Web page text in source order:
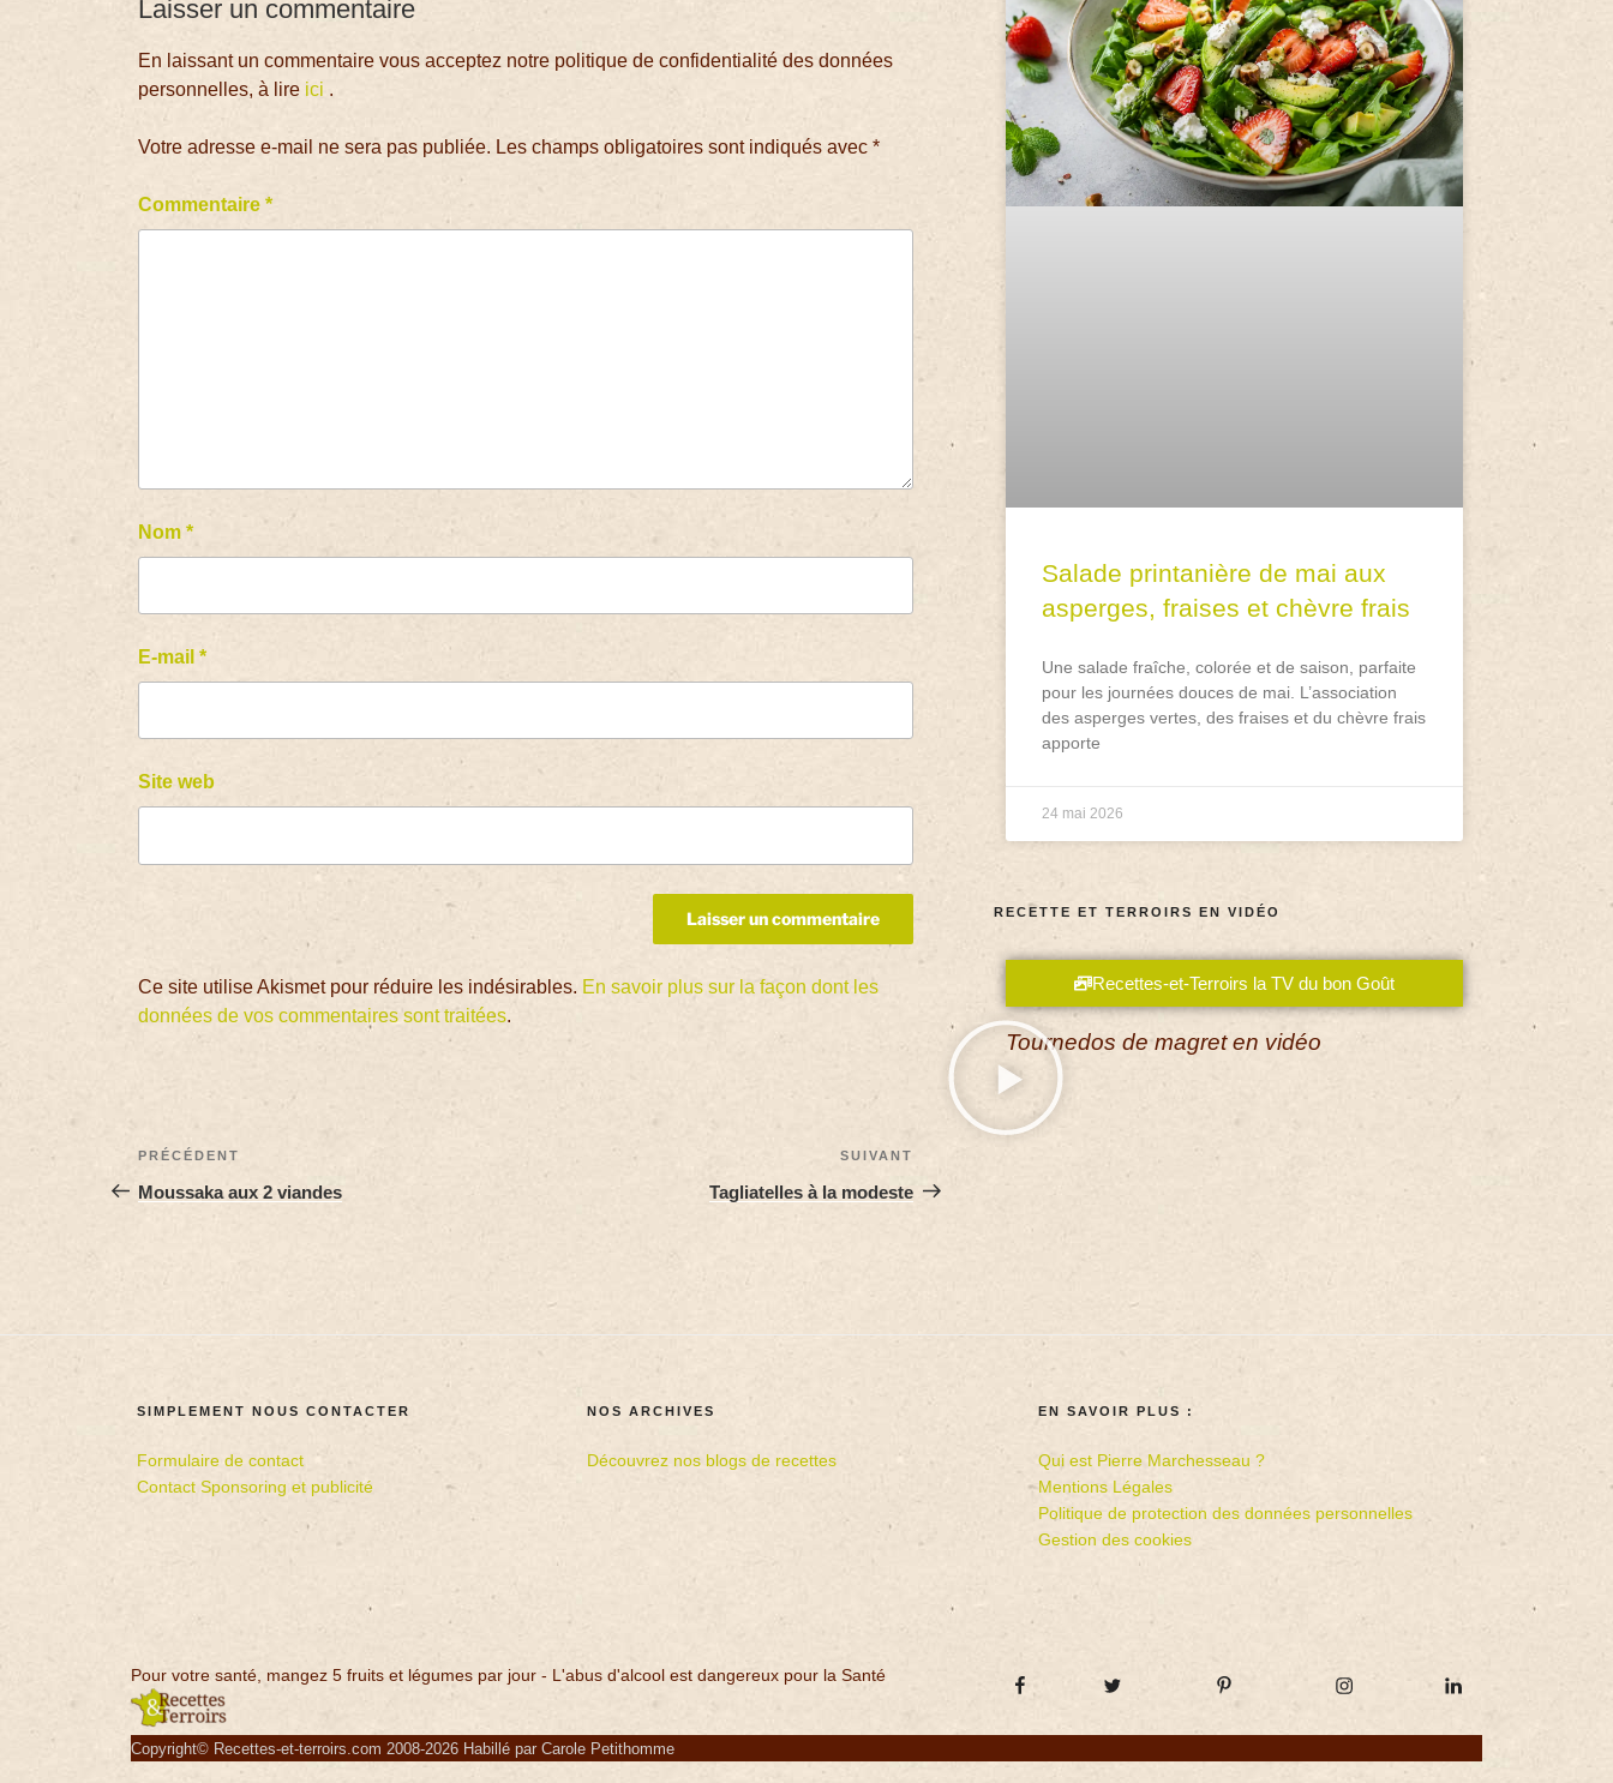
Laisser un commentaire
En laissant un commentaire vous acceptez notre politique de confidentialité des données
personnelles, à lire ici .
Votre adresse e-mail ne sera pas publiée. Les champs obligatoires sont indiqués avec*
Commentaire*
Nom*
E-mail*
Site web
Ce site utilise Akismet pour réduire les indésirables. En savoir plus sur la façon dont les
données de vos commentaires sont traitées.
PRÉCÉDENT
Moussaka aux 2 viandes
SUIVANT
Tagliatelles à la modeste
Salade printanière de mai aux
asperges, fraises et chèvre frais
Une salade fraîche, colorée et de saison, parfaite
pour les journées douces de mai. L’association
des asperges vertes, des fraises et du chèvre frais
apporte
24 mai 2026
RECETTE ET TERROIRS EN VIDÉO
Recettes-et-Terroirs la TV du bon Goût
Tournedos de magret en vidéo
SIMPLEMENT NOUS CONTACTER
Formulaire de contact
Contact Sponsoring et publicité
NOS ARCHIVES
Découvrez nos blogs de recettes
EN SAVOIR PLUS :
Qui est Pierre Marchesseau ?
Mentions Légales
Politique de protection des données personnelles
Gestion des cookies
Pour votre santé, mangez 5 fruits et légumes par jour - L'abus d'alcool est dangereux pour la Santé
Copyright© Recettes-et-terroirs.com 2008-2026 Habillé par Carole Petithomme